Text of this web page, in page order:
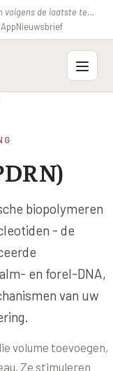
1 van de 10 beste cosmetische artsen volgens de laatste test van de consumentenbond.
Nieuwsbrief
biopolymeren
- de
en forel-DNA,
van uw
volume toevoegen,
Ze stimuleren